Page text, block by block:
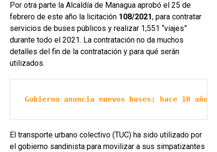
Por otra parte la Alcaldía de Managua aprobó el 25 de
febrero de este año la licitación 108/2021, para contratar
servicios de buses públicos y realizar 1,551 “viajes”
durante todo el 2021. La contratación no da muchos
detalles del fin de la contratación y para qué serán
utilizados.
Gobierno anuncia nuevos buses: hace 10
El transporte urbano colectivo (TUC) ha sido utilizado por
el gobierno sandinista para movilizar a sus simpatizantes